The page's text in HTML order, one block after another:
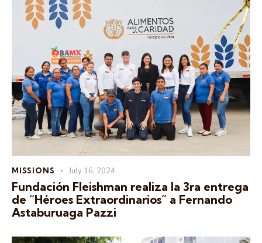
MISSIONS July 16, 2024
Fundación Fleishman realiza la 3ra entrega
de “Héroes Extraordinarios” a Fernando
Astaburuaga Pazzi